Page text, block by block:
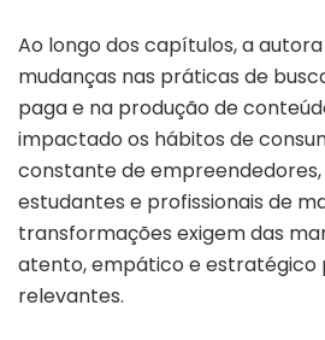
Ao longo dos capítulos, a
mudanças nas práticas de
paga e na produção de
impactado os hábitos de
constante de
estudantes e profissionais de
transformações exigem das
atento, empático e estratégico
relevantes.